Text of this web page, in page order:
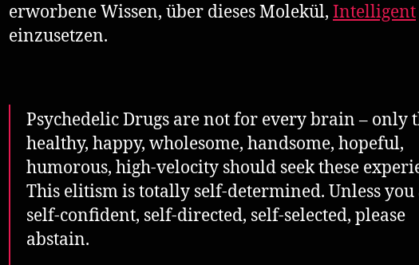
erworbene Wissen, über dieses Molekül, Intelligent
einzusetzen.
Psychedelic Drugs are not for every brain – only
healthy, happy, wholesome, handsome, hopeful,
humorous, high-velocity should seek these
This elitism is totally self-determined. Unless you
self-confident, self-directed, self-selected, please
abstain.